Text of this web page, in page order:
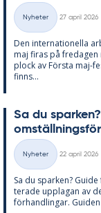
Kategorier
Nyheter
27 april 2026
Den in­ter­na­tio­nel­la
maj fi­ras på
plock av Förs­ta maj-
fin­ns...
Sa du
Kategorier
Nyheter
22 april 2026
Sa du spar­ken?
te­ra­de upp­la­gan av
för­hand­ling­ar.